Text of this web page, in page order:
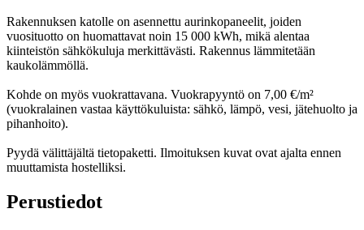
Rakennuksen katolle on asennettu aurinkopaneelit, joiden
vuosituotto on huomattavat noin 15 000 kWh, mikä alentaa
kiinteistön sähkökuluja merkittävästi. Rakennus lämmitetään
kaukolämmöllä.
Kohde on myös vuokrattavana. Vuokrapyyntö on 7,00 €/m²
(vuokralainen vastaa käyttökuluista: sähkö, lämpö, vesi, jätehuolto ja
pihanhoito).
Pyydä välittäjältä tietopaketti. Ilmoituksen kuvat ovat ajalta ennen
muuttamista hostelliksi.
Perustiedot